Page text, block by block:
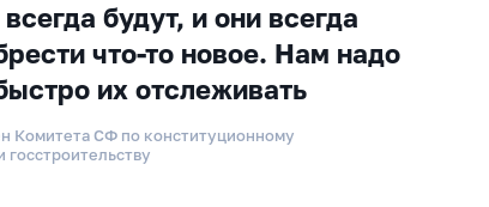
будут, и они всегда
что-то новое. Нам надо
их отслеживать
Комитета СФ по конституционному
госстроительству